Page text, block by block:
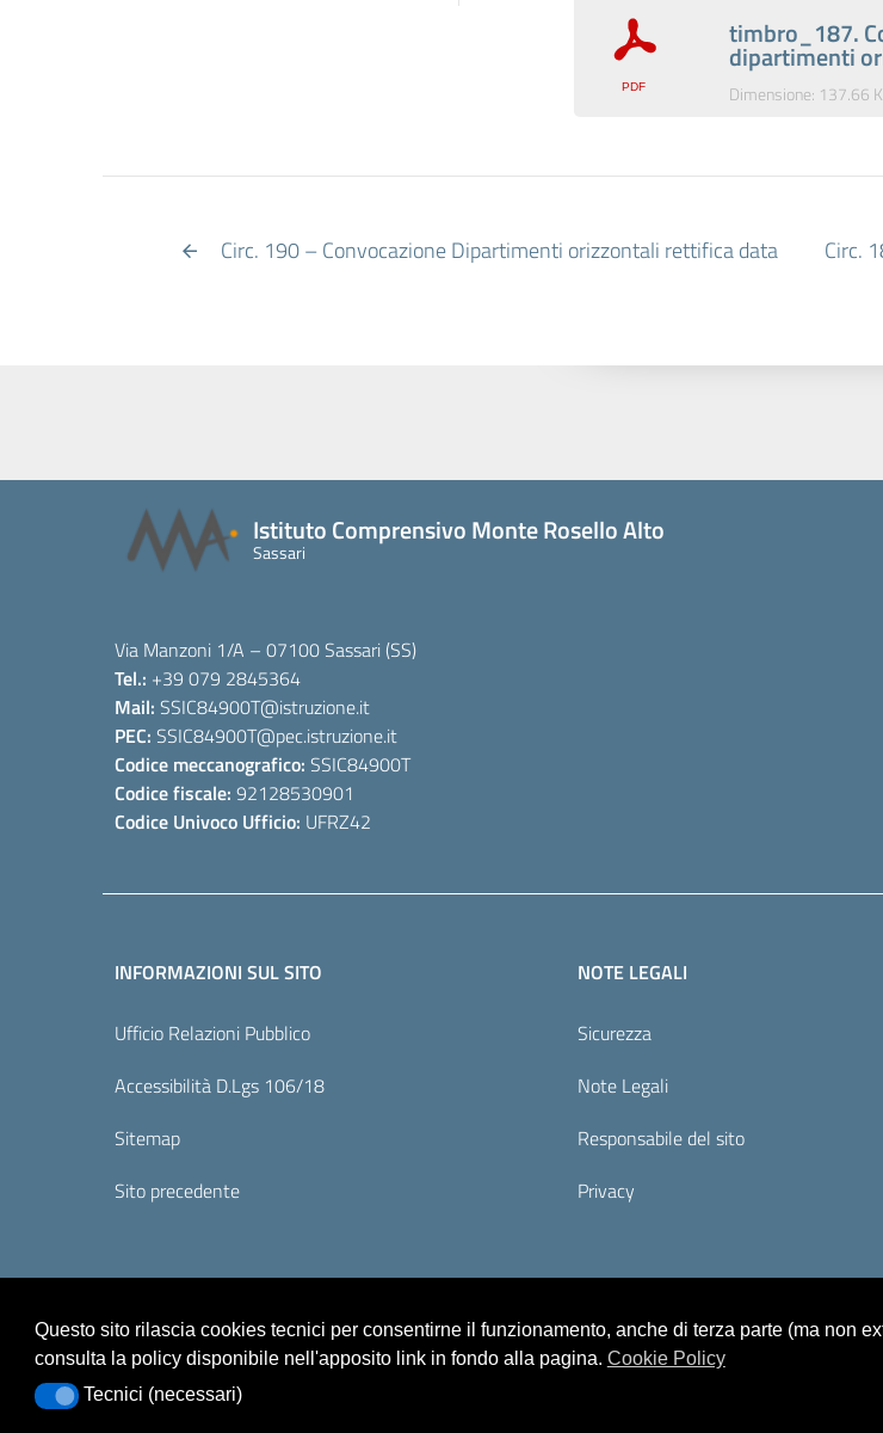
timbro_187.
dipartimenti
Dimensione: 137.66
Circ. 190 – Convocazione Dipartimenti orizzontali rettifica data
Circ.
Istituto Comprensivo Monte Rosello Alto
Sassari
Via Manzoni 1/A – 07100 Sassari (SS)
Tel.: +39 079 2845364
Mail: SSIC84900T@istruzione.it
PEC: SSIC84900T@pec.istruzione.it
Codice meccanografico: SSIC84900T
Codice fiscale: 92128530901
Codice Univoco Ufficio: UFRZ42
INFORMAZIONI SUL SITO
Ufficio Relazioni Pubblico
Accessibilità D.Lgs 106/18
Sitemap
Sito precedente
NOTE LEGALI
Sicurezza
Note Legali
Responsabile del sito
Privacy
Sicurezza Note Legali
Questo sito rilascia cookies tecnici per consentirne il funzionamento, anche di terza parte (ma non
consulta la policy disponibile nell'apposito link in fondo alla pagina. Cookie Policy
Tecnici (necessari)
Tecnici (necessari)